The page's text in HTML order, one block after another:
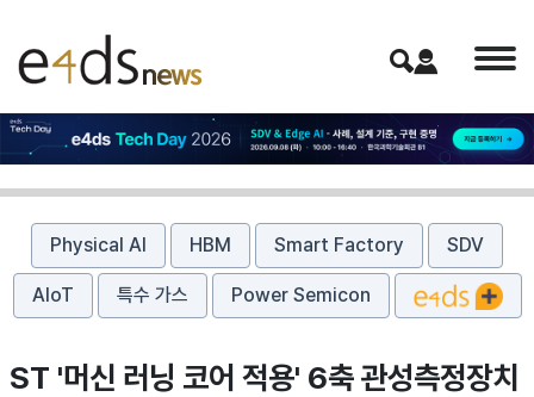
Physical AI HBM Smart Factory SDV
AIoT 특수 가스 Power Semicon
ST '머신 러닝 코어 적용' 6축 관성측정장치